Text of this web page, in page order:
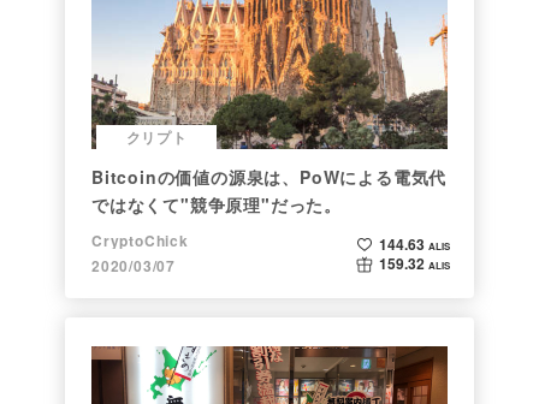
クリプト
Bitcoinの価値の源泉は、PoWによる電気代
ではなくて"競争原理"だった。
CryptoChick
2020/03/07
144.63 ALIS
159.32 ALIS